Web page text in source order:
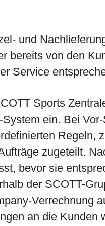
und
bereits von den
Service
Sports
ein. Bei
Regeln,
zugeteilt.
bevor sie
der SCOTT-
Verrechnung
an die Kunden